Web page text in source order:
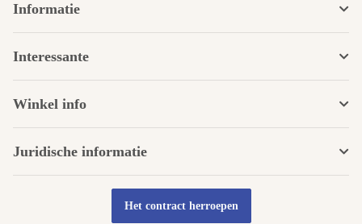
Informatie
Interessante
Winkel info
Juridische informatie
Het contract herroepen